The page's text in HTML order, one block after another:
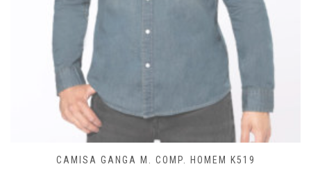
CAMISA GANGA M. COMP. HOMEM K519